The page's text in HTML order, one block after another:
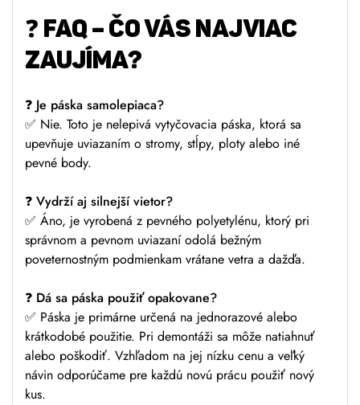
❓ FAQ – ČO VÁS NAJVIAC
ZAUJÍMA?
❓ Je páska samolepiaca?
✅ Nie. Toto je nelepivá vytyčovacia páska, ktorá sa
upevňuje uviazaním o stromy, stĺpy, ploty alebo iné
pevné body.
❓ Vydrží aj silnejší vietor?
✅ Áno, je vyrobená z pevného polyetylénu, ktorý pri
správnom a pevnom uviazaní odolá bežným
poveternostným podmienkam vrátane vetra a dažďa.
❓ Dá sa páska použiť opakovane?
✅ Páska je primárne určená na jednorazové alebo
krátkodobé použitie. Pri demontáži sa môže natiahnuť
alebo poškodiť. Vzhľadom na jej nízku cenu a veľký
návin odporúčame pre každú novú prácu použiť nový
kus.